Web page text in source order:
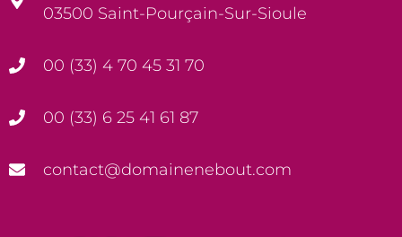
03500 Saint-Pourçain-Sur-Sioule
00 (33) 4 70 45 31 70
00 (33) 6 25 41 61 87
contact@domainenebout.com